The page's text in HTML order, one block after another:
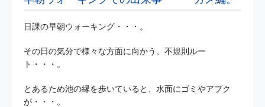
日課の早朝ウォーキング・・・。
その日の気分で様々な方面に向かう、不規則ルー
ト・・・。
とあるため池の縁を歩いていると、水面にゴミやアブク
が・・・。